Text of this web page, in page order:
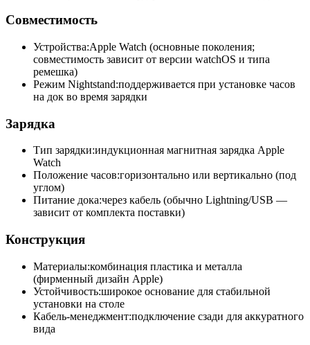
Совместимость
Устройства:Apple Watch (основные поколения;
совместимость зависит от версии watchOS и типа
ремешка)
Режим Nightstand:поддерживается при установке часов
на док во время зарядки
Зарядка
Тип зарядки:индукционная магнитная зарядка Apple
Watch
Положение часов:горизонтально или вертикально (под
углом)
Питание дока:через кабель (обычно Lightning/USB —
зависит от комплекта поставки)
Конструкция
Материалы:комбинация пластика и металла
(фирменный дизайн Apple)
Устойчивость:широкое основание для стабильной
установки на столе
Кабель-менеджмент:подключение сзади для аккуратного
вида